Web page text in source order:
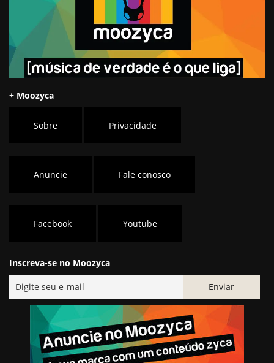
+ Moozyca
Sobre Privacidade
Anuncie Fale conosco
Facebook Youtube
Inscreva-se no Moozyca